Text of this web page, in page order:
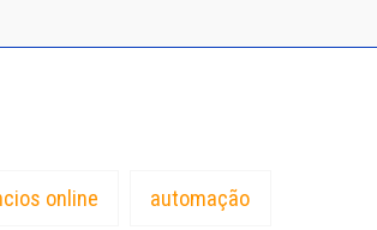
online automação